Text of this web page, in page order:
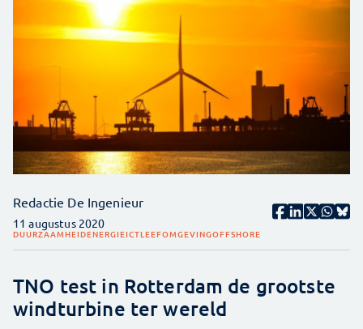
Redactie De Ingenieur
11 augustus 2020
DUURZAAMHEIDENERGIEICTLEEFOMGEVINGOFFSHORE
TNO test in Rotterdam de grootste
windturbine ter wereld